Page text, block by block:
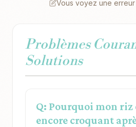
Vous voyez une
Problèmes
Solutions
Q: Pourquoi mon
encore croquant